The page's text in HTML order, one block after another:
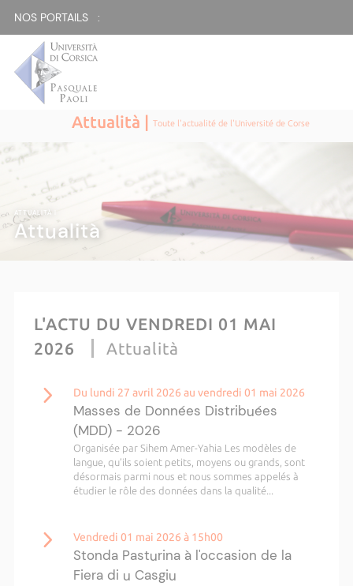
NOS PORTAILS :
Attualità |Toute l'actualité de l'Université de Corse
ATTUALITÀ |
Attualità
L'ACTU DU VENDREDI 01 MAI
2026
Attualità
Du lundi 27 avril 2026 au vendredi 01 mai 2026
Masses de Données Distribuées
(MDD) - 2026
Organisée par Sihem Amer-Yahia Les modèles de
langue, qu’ils soient petits, moyens ou grands, sont
désormais parmi nous et nous sommes appelés à
étudier le rôle des données dans la qualité...
Vendredi 01 mai 2026 à 15h00
Stonda Pasturina à l'occasion de la
Fiera di u Casgiu